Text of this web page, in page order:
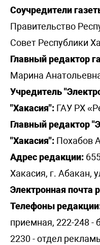
Соучредители
Правительство
Совет Республики
Главный редактор
Марина
Учредитель
"Хакасия": ГАУ РХ
Главный редактор
"Хакасия": Похабов
Адрес редакции:
Хакасия, г. Абакан,
Электронная почта
Телефоны
приемная, 222-248 -
2230 - отдел